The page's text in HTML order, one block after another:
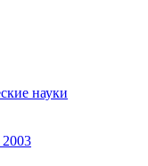
науки